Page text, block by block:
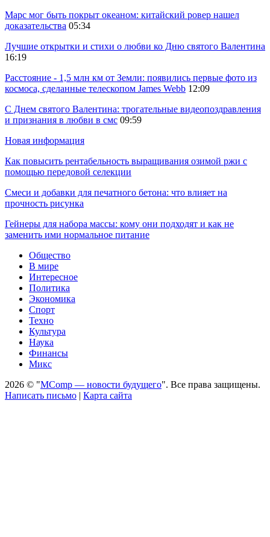
Марс мог быть покрыт океаном: китайский ровер нашел
доказательства 05:34
Лучшие открытки и стихи о любви ко Дню святого Валентина
16:19
Расстояние - 1,5 млн км от Земли: появились первые фото из
космоса, сделанные телескопом James Webb 12:09
С Днем святого Валентина: трогательные видеопоздравления
и признания в любви в смс 09:59
Новая информация
Как повысить рентабельность выращивания озимой ржи с
помощью передовой селекции
Смеси и добавки для печатного бетона: что влияет на
прочность рисунка
Гейнеры для набора массы: кому они подходят и как не
заменить ими нормальное питание
Общество
В мире
Интересное
Политика
Экономика
Спорт
Техно
Культура
Наука
Финансы
Микс
2026 © "MComp — новости будущего". Все права защищены.
Написать письмо | Карта сайта